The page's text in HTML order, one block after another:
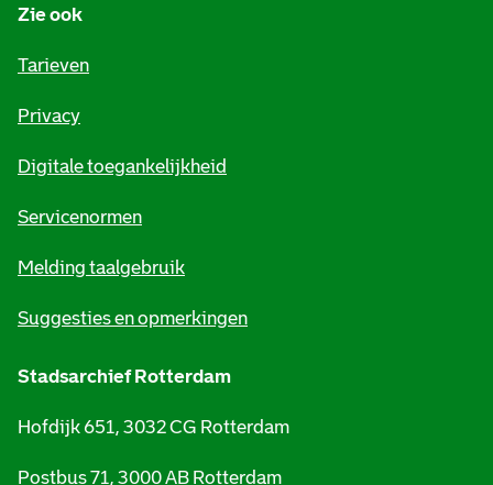
Zie ook
Tarieven
Privacy
Digitale toegankelijkheid
Servicenormen
Melding taalgebruik
Suggesties en opmerkingen
Stadsarchief Rotterdam
Hofdijk 651, 3032 CG Rotterdam
Postbus 71, 3000 AB Rotterdam